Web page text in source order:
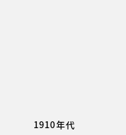
1910年代